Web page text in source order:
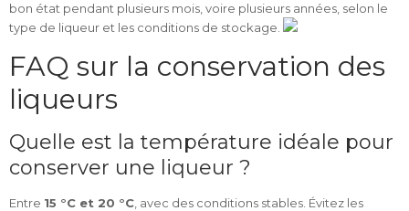
bon état pendant plusieurs mois, voire plusieurs années, selon le
type de liqueur et les conditions de stockage.
FAQ sur la conservation des
liqueurs
Quelle est la température idéale pour
conserver une liqueur ?
Entre 15 °C et 20 °C , avec des conditions stables. Évitez les